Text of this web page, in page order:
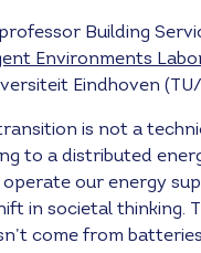
Building
Environments
Eindhoven (TU/
transition is not a
to a distributed
operate our energy
in societal thinking.
come from